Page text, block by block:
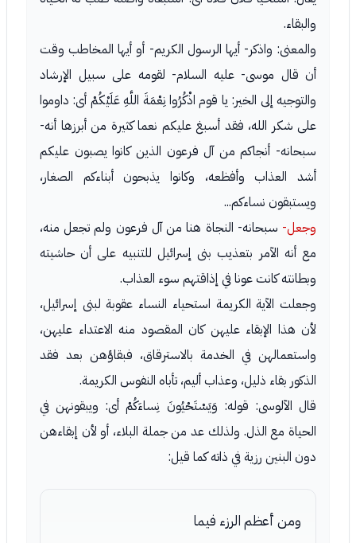
والبقاء.
والمعنى: واذكر- أيها الرسول الكريم- أو أيها المخاطب وقت
أن قال موسى- عليه السلام- لقومه على سبيل الإرشاد
والتوجيه إلى الخير: يا قوم اذْكُرُوا نِعْمَةَ اللَّهِ عَلَيْكُمْ أى: داوموا
على شكر الله، فقد أسبغ عليكم نعما كثيرة من أبرزها أنه-
سبحانه- أنجاكم من آل فرعون الذين كانوا يصبون عليكم
أشد العذاب وأفظعه، وكانوا يذبحون أبناءكم الصغار،
ويستبقون نساءكم...
وجعل- سبحانه- النجاة هنا من آل فرعون ولم تجعل منه،
مع أنه الآمر بتعذيب بنى إسرائيل للتنبيه على أن حاشيته
وبطانته كانت عونا في إذاقتهم سوء العذاب.
وجعلت الآية الكريمة استحياء النساء عقوبة لبنى إسرائيل،
لأن هذا الإبقاء عليهن كان المقصود منه الاعتداء عليهن،
واستعمالهن في الخدمة بالاسترقاق، فبقاؤهن بعد فقد
الذكور بقاء ذليل، وعذاب أليم، تأباه النفوس الكريمة.
قال الآلوسى: قوله: وَيَسْتَحْيُونَ نِساءَكُمْ أى: ويبقونهن في
الحياة مع الذل. ولذلك عد من جملة البلاء، أو لأن إبقاءهن
دون البنين رزية في ذاته كما قيل:
ومن أعظم الرزء فيما